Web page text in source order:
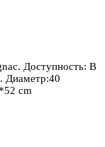
. Доступность: В
. Диаметр:40
cm